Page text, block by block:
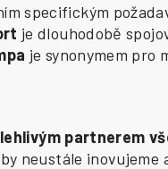
specifickým
je dlouhodobě
je synonymem pro
partnerem
neustále inovujeme